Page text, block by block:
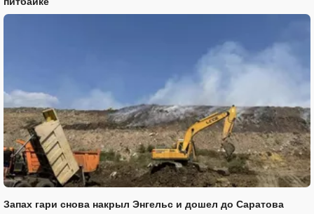
Запах гари снова накрыл Энгельс и дошел до Саратова